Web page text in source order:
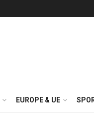
EUROPE & UE